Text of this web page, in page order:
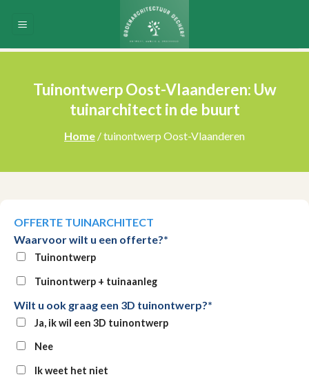
Tuinontwerp Oost-Vlaanderen: Uw
tuinarchitect in de buurt
Home / tuinontwerp Oost-Vlaanderen
OFFERTE TUINARCHITECT
Waarvoor wilt u een offerte?*
Tuinontwerp
Tuinontwerp + tuinaanleg
Wilt u ook graag een 3D tuinontwerp?*
Ja, ik wil een 3D tuinontwerp
Nee
Ik weet het niet